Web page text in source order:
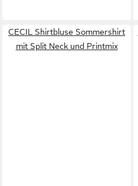
CECIL Shirtbluse Sommershirt
mit Split Neck und Printmix